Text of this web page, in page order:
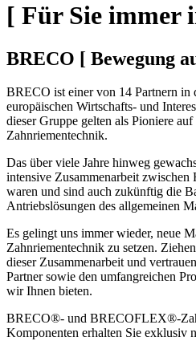
[ Für Sie immer
BRECO [ Bewegung
BRECO ist einer von 14 Partnern
europäischen Wirtschafts- und
dieser Gruppe gelten als Pioniere
Zahnriementechnik.
Das über viele Jahre hinweg
intensive Zusammenarbeit zwischen
waren und sind auch zukünftig die
Antriebslösungen des allgemeinen
Es gelingt uns immer wieder, neue
Zahnriementechnik zu setzen.
dieser Zusammenarbeit und
Partner sowie den umfangreichen
wir Ihnen bieten.
BRECO®- und BRECOFLEX®-
Komponenten erhalten Sie exklusiv